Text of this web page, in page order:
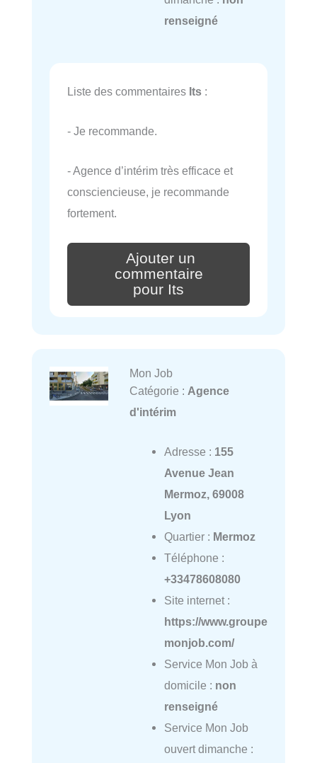
renseigné
Liste des commentaires Its :
- Je recommande.
- Agence d’intérim très efficace et
consciencieuse, je recommande
fortement.
Ajouter un
commentaire
pour Its
Mon Job
Catégorie : Agence
d'intérim
Adresse : 155
Avenue Jean
Mermoz, 69008
Lyon
Quartier : Mermoz
Téléphone :
+33478608080
Site internet :
https://www.groupe
monjob.com/
Service Mon Job à
domicile : non
renseigné
Service Mon Job
ouvert dimanche :